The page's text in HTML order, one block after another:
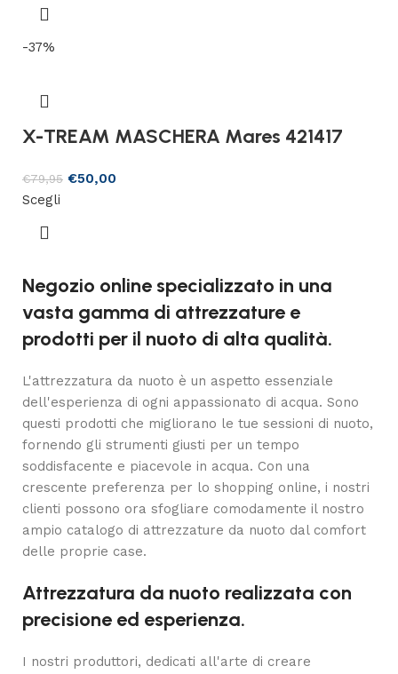
-37%
X-TREAM MASCHERA Mares 421417
€79,95 €50,00
Scegli
Negozio online specializzato in una
vasta gamma di attrezzature e
prodotti per il nuoto di alta qualità.
L'attrezzatura da nuoto è un aspetto essenziale
dell'esperienza di ogni appassionato di acqua. Sono
questi prodotti che migliorano le tue sessioni di nuoto,
fornendo gli strumenti giusti per un tempo
soddisfacente e piacevole in acqua. Con una
crescente preferenza per lo shopping online, i nostri
clienti possono ora sfogliare comodamente il nostro
ampio catalogo di attrezzature da nuoto dal comfort
delle proprie case.
Attrezzatura da nuoto realizzata con
precisione ed esperienza.
I nostri produttori, dedicati all'arte di creare